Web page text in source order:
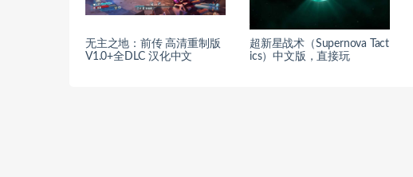
无主之地：前传 高清重制版
V1.0+全DLC 汉化中文
超新星战术（Supernova Tact
ics）中文版，直接玩